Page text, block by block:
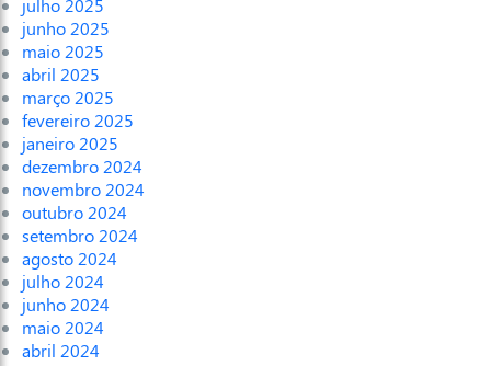
julho 2025
junho 2025
maio 2025
abril 2025
março 2025
fevereiro 2025
janeiro 2025
dezembro 2024
novembro 2024
outubro 2024
setembro 2024
agosto 2024
julho 2024
junho 2024
maio 2024
abril 2024